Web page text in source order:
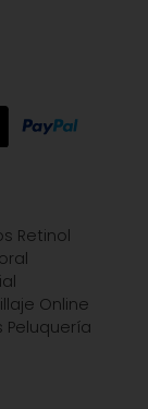
Retinol
Online
Peluquería